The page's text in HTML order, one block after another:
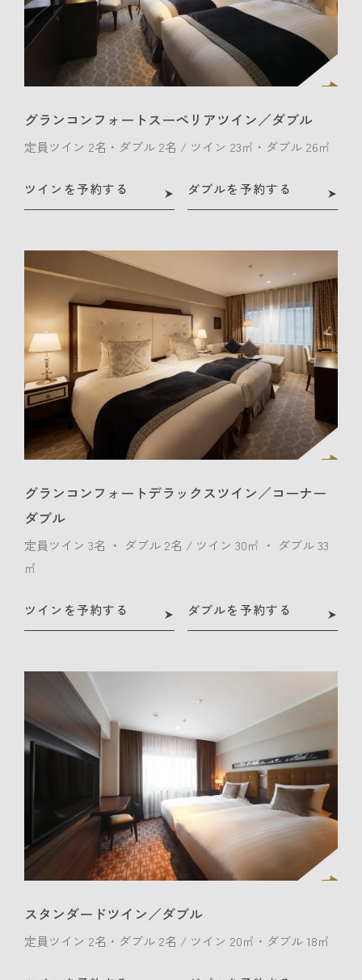
グランコンフォートスーペリアツイン／ダブル
定員ツイン 2名・ダブル 2名 / ツイン 23㎡・ダブル 26㎡
ツインを予約する ダブルを予約する
グランコンフォートデラックスツイン／コーナー
ダブル
定員ツイン 3名 ・ ダブル 2名 / ツイン 30㎡ ・ ダブル 33
㎡
ツインを予約する ダブルを予約する
スタンダードツイン／ダブル
定員ツイン 2名・ダブル 2名 / ツイン 20㎡・ダブル 18㎡